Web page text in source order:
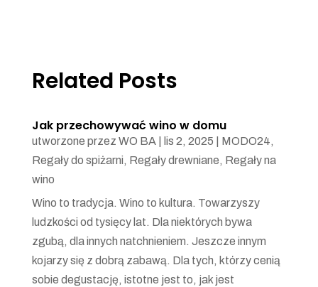
Related Posts
Jak przechowywać wino w domu
utworzone przez WO BA| lis 2, 2025 MODO24,
Regały do spiżarni, Regały drewniane, Regały na
wino
Wino to tradycja. Wino to kultura. Towarzyszy
ludzkości od tysięcy lat. Dla niektórych bywa
zgubą, dla innych natchnieniem. Jeszcze innym
kojarzy się z dobrą zabawą. Dla tych, którzy cenią
sobie degustację, istotne jest to, jak jest